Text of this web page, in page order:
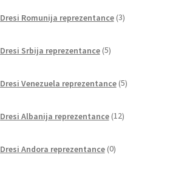
Dresi Romunija reprezentance 3izdelki
Dresi Srbija reprezentance 5izdelkov
Dresi Venezuela reprezentance 5izdelkov
Dresi Albanija reprezentance 12izdelkov
Dresi Andora reprezentance 0izdelkov